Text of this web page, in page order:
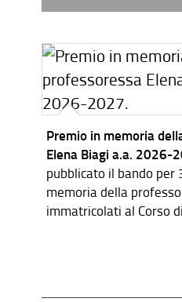
Premio in memoria
Elena Biagi a.a. 2026-
pubblicato il bando per
memoria della
immatricolati al Corso